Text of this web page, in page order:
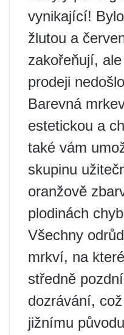
vynikající!
žlutou a
zakořeňují,
prodeji
Barevná
estetickou a
také vám
skupinu
oranžově
plodinách
Všechny
mrkví, na
středně
dozrávání,
jižnímu